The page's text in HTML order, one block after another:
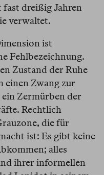
fast dreißig Jahren
verwaltet.
ist
Fehlbezeichnung.
Zustand der Ruhe
einen Zwang zur
ein Zermürben der
Rechtlich
die für
ist: Es gibt keine
alles
ihrer informellen